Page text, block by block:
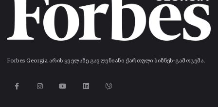
Forbes Georgia არის ყველაზე გავლენიანი ქართული ბიზნეს-გამოცემა.